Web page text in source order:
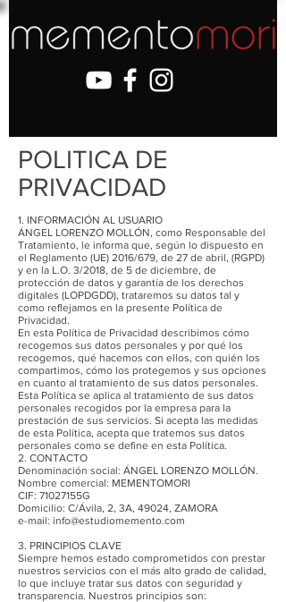
POLITICA DE
PRIVACIDAD
1. INFORMACIÓN AL USUARIO
ÁNGEL LORENZO MOLLÓN, como Responsable del
Tratamiento, le informa que, según lo dispuesto en
el Reglamento (UE) 2016/679, de 27 de abril, (RGPD)
y en la L.O. 3/2018, de 5 de diciembre, de
protección de datos y garantía de los derechos
digitales (LOPDGDD), trataremos su datos tal y
como reflejamos en la presente Política de
Privacidad.
En esta Política de Privacidad describimos cómo
recogemos sus datos personales y por qué los
recogemos, qué hacemos con ellos, con quién los
compartimos, cómo los protegemos y sus opciones
en cuanto al tratamiento de sus datos personales.
Esta Política se aplica al tratamiento de sus datos
personales recogidos por la empresa para la
prestación de sus servicios. Si acepta las medidas
de esta Política, acepta que tratemos sus datos
personales como se define en esta Política.
2. CONTACTO
Denominación social: ÁNGEL LORENZO MOLLÓN.
Nombre comercial: MEMENTOMORI
CIF: 71027155G
Domicilio: C/Ávila, 2, 3A, 49024, ZAMORA
e-mail: info@estudiomemento.com
3. PRINCIPIOS CLAVE
Siempre hemos estado comprometidos con prestar
nuestros servicios con el más alto grado de calidad,
lo que incluye tratar sus datos con seguridad y
transparencia. Nuestros principios son: